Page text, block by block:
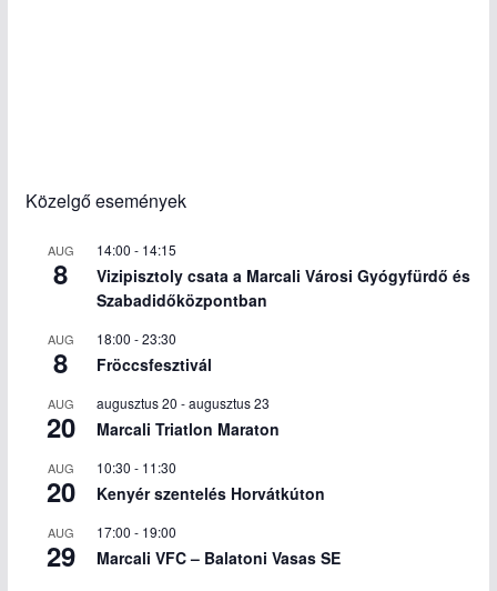
Közelgő események
AUG
8
14:00 - 14:15
Vizipisztoly csata a Marcali Városi Gyógyfürdő és
Szabadidőközpontban
AUG
8
18:00 -23:30
Fröccsfesztivál
AUG
20
augusztus 20 -augusztus 23
Marcali Triatlon Maraton
AUG
20
10:30 - 11:30
Kenyér szentelés Horvátkúton
AUG
29
17:00 - 19:00
Marcali VFC – Balatoni Vasas SE